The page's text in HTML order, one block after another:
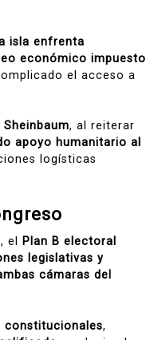
isla enfrenta
económico impuesto
el acceso a
Sheinbaum, al reiterar
apoyo humanitario al
logísticas
el
Plan B electoral
legislativas y
cámaras del
constitucionales,